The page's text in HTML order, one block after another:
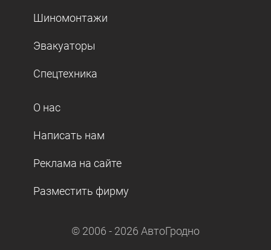
Шиномонтажи
Эвакуаторы
Спецтехника
О нас
Написать нам
Реклама на сайте
Разместить фирму
© 2006 - 2026 АвтоГродно